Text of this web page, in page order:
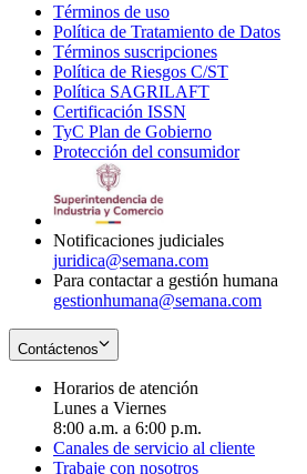
Términos de uso
in
new
window
Política de Tratamiento de Datos
Términos suscripciones
in
Política de Riesgos C/ST
Política SAGRILAFT
new
window
Certificación ISSN
in
new
TyC Plan de Gobierno
in
Protección del consumidorOpens
Notificaciones judiciales
juridica@semana.com
Para contactar a gestión humana
gestionhumana@semana.com
Contáctenos
Horarios de atención
Lunes a Viernes
8:00 a.m. a 6:00 p.m.
Canales de servicio al cliente
Trabaje con nosotros